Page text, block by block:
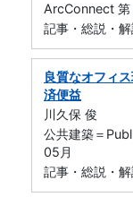
ArcConnect
記事・総説・
良質なオフィ
済便益
川久保 俊
公共建築＝
05月
記事・総説・